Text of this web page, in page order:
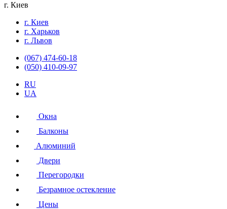
г. Киев
г. Киев
г. Харьков
г. Львов
(067) 474-60-18
(050) 410-09-97
RU
UA
Окна
Балконы
Алюминий
Двери
Перегородки
Безрамное остекление
Цены